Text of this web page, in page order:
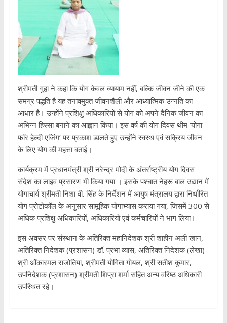
श्रीमती गुहा ने कहा कि योग केवल व्यायाम नहीं, बल्कि जीवन जीने की एक
समग्र पद्धति है यह तनावमुक्त जीवनशैली और आध्यात्मिक उन्नति का
आधार है। उन्होंने प्रशिक्षु अधिकारियों से योग को अपने दैनिक जीवन का
अभिन्न हिस्सा बनाने का आह्वान किया। इस वर्ष की योग दिवस थीम ‘योगा
फॉर हेल्दी एजिंग’ पर प्रकाश डालते हुए उन्होंने स्वस्थ एवं सक्रिय जीवन
के लिए योग की महत्ता बताई।
कार्यक्रम में प्रधानमंत्री श्री नरेन्द्र मोदी के अंतर्राष्ट्रीय योग दिवस
संदेश का लाइव प्रसारण भी किया गया । इसके पश्चात नेहरू बाल उद्यान में
योगाचार्य श्रीमती निशा वी. सिंह के निर्देशन में आयुष मंत्रालय द्वारा निर्धारित
योग प्रोटोकॉल के अनुसार सामूहिक योगाभ्यास कराया गया, जिसमें 300 से
अधिक प्रशिक्षु अधिकारियों, अधिकारियों एवं कर्मचारियों ने भाग लिया।
इस अवसर पर संस्थान के अतिरिक्त महानिदेशक श्री शाहीन अली खान,
अतिरिक्त निदेशक (प्रशासन) डॉ. प्रभा व्यास, अतिरिक्त निदेशक (लेखा)
श्री ओंकारमल राजोतिया, श्रीमती योगिता गोयल, श्री सतीश कुमार,
उपनिदेशक (प्रशासन) श्रीमती शिप्रा शर्मा सहित अन्य वरिष्ठ अधिकारी
उपस्थित रहे।